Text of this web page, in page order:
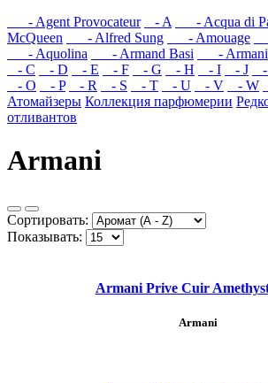
- Agent Provocateur
- A - Acqua di
McQueen
- Alfred Sung - Amouage
- Aquolina
- Armand Basi - Armani
- C
- D - E - F - G - H - I - J -
- O
- P - R - S - T - U - V - W
Атомайзеры Коллекция парфюмерии
отливантов
Armani
Сортировать:
Показывать:
Armani Prive Cuir
Armani